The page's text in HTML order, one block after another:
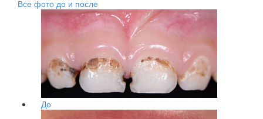
Все фото до и после
До